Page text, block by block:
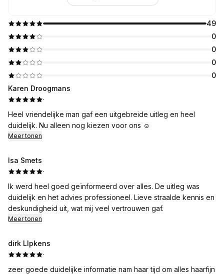
49
0
0
0
0
Karen Droogmans
·
Heel vriendelijke man gaf een uitgebreide uitleg en heel
duidelijk. Nu alleen nog kiezen voor ons ☺️
Meer tonen
Isa Smets
·
Ik werd heel goed geïnformeerd over alles. De uitleg was
duidelijk en het advies professioneel. Lieve straalde kennis en
deskundigheid uit, wat mij veel vertrouwen gaf.
Meer tonen
dirk LIpkens
·
zeer goede duidelijke informatie nam haar tijd om alles haarfijn